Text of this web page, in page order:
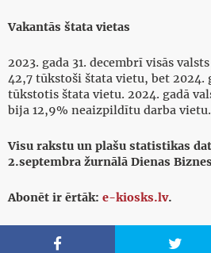
Vakantās štata vietas
2023. gada 31. decembrī visās
42,7 tūkstoši štata vietu, bet 2024.
tūkstotis štata vietu. 2024. gadā
bija 12,9% neaizpildītu darba vietu.
Visu rakstu un plašu statistikas
2.septembra žurnālā Dienas
Abonēt ir ērtāk: e-kiosks.lv.
 